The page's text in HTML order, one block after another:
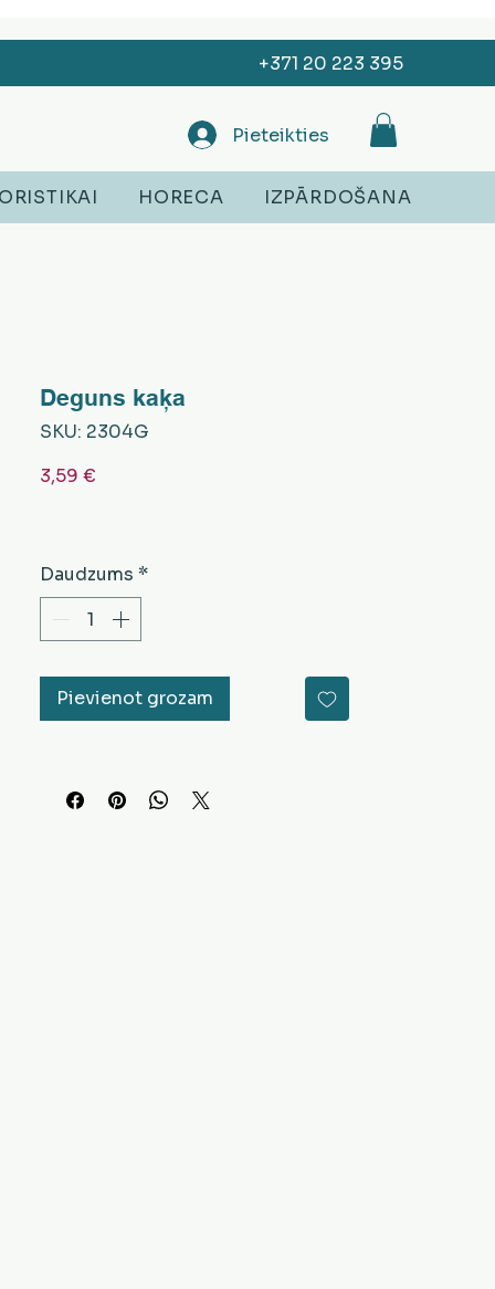
+371 20 223 395
Pieteikties
HORECA IZPĀRDOŠANA
Deguns kaķa
SKU: 2304G
3,59 €
Daudzums *
Pievienot grozam